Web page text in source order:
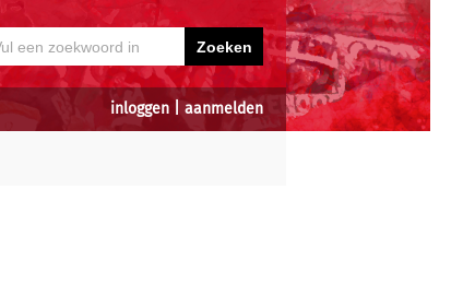
inloggen aanmelden